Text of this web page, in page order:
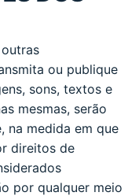
ou publique
sons, textos e
mesmas, serão
na medida em que
direitos de
por qualquer meio